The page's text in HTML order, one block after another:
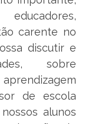
carente no
discutir e
sobre
de escola
alunos